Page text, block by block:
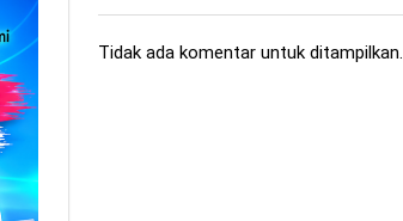
Tidak ada komentar untuk ditampilkan.